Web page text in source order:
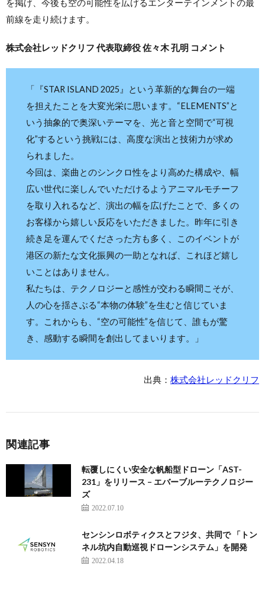
を掲げ、今後も空の可能性を広げるエンターテインメントの最
前線を走り続けます。
株式会社レッドクリフ 代表取締役 佐々木 孔明 コメント
「『STAR ISLAND 2025』という革新的な舞台の一端
を担えたことを大変光栄に思います。“ELEMENTS”と
いう抽象的で奥深いテーマを、光と音と空間で“可視
化”するという挑戦には、高度な演出と技術力が求め
られました。
今回は、楽曲とのシンクロ性をより高めた構成や、幅
広い世代に楽しんでいただけるようアニマルモチーフ
を取り入れるなど、演出の幅を広げたことで、多くの
お客様から嬉しい反応をいただきました。昨年に引き
続き足を運んでくださった方も多く、このイベントが
港区の新たな文化振興の一助となれば、これほど嬉し
いことはありません。
私たちは、テクノロジーと感性が交わる瞬間こそが、
人の心を揺さぶる“本物の体験”を生むと信じていま
す。これからも、“空の可能性”を信じて、誰もが驚
き、感動する瞬間を創出してまいります。」
出典： 株式会社レッドクリフ
関連記事
転覆しにくい安全な帆船型ドローン「AST-
231」をリリース – エバーブルーテクノロジー
ズ
2022.07.10
センシンロボティクスとフジタ、共同で 「トン
ネル坑内自動巡視ドローンシステム」を開発
2022.04.18